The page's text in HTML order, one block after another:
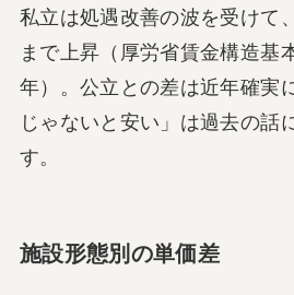
私立は処遇改善の波を受けて
まで上昇（厚労省賃金構造基
年）。公立との差は近年確実
じゃないと安い」は過去の話
す。
施設形態別の単価差